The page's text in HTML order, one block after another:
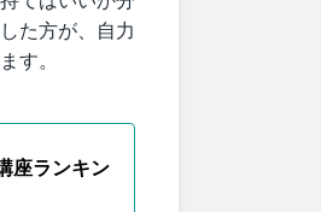
た方が、自力
す。
座ランキン